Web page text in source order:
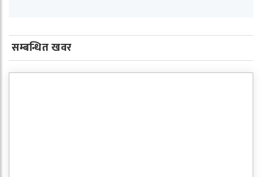
सम्बन्धित खवर